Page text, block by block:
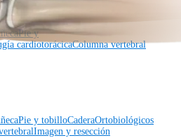
Pie y
cardiotorácicaColumna vertebral
Pie y tobilloCaderaOrtobiológicos
Imagen y resección